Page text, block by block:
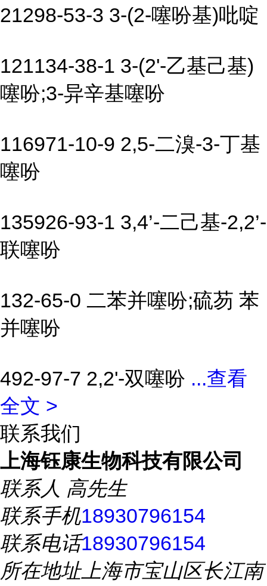
21298-53-3 3-(2-噻吩基)吡啶
121134-38-1 3-(2'-乙基己基)
噻吩;3-异辛基噻吩
116971-10-9 2,5-二溴-3-丁基
噻吩
135926-93-1 3,4’-二己基-2,2’-
联噻吩
132-65-0 二苯并噻吩;硫芴 苯
并噻吩
492-97-7 2,2'-双噻吩 ...查看
全文 >
联系我们
上海钰康生物科技有限公司
联系人 高先生
联系手机18930796154
联系电话18930796154
所在地址上海市宝山区长江南